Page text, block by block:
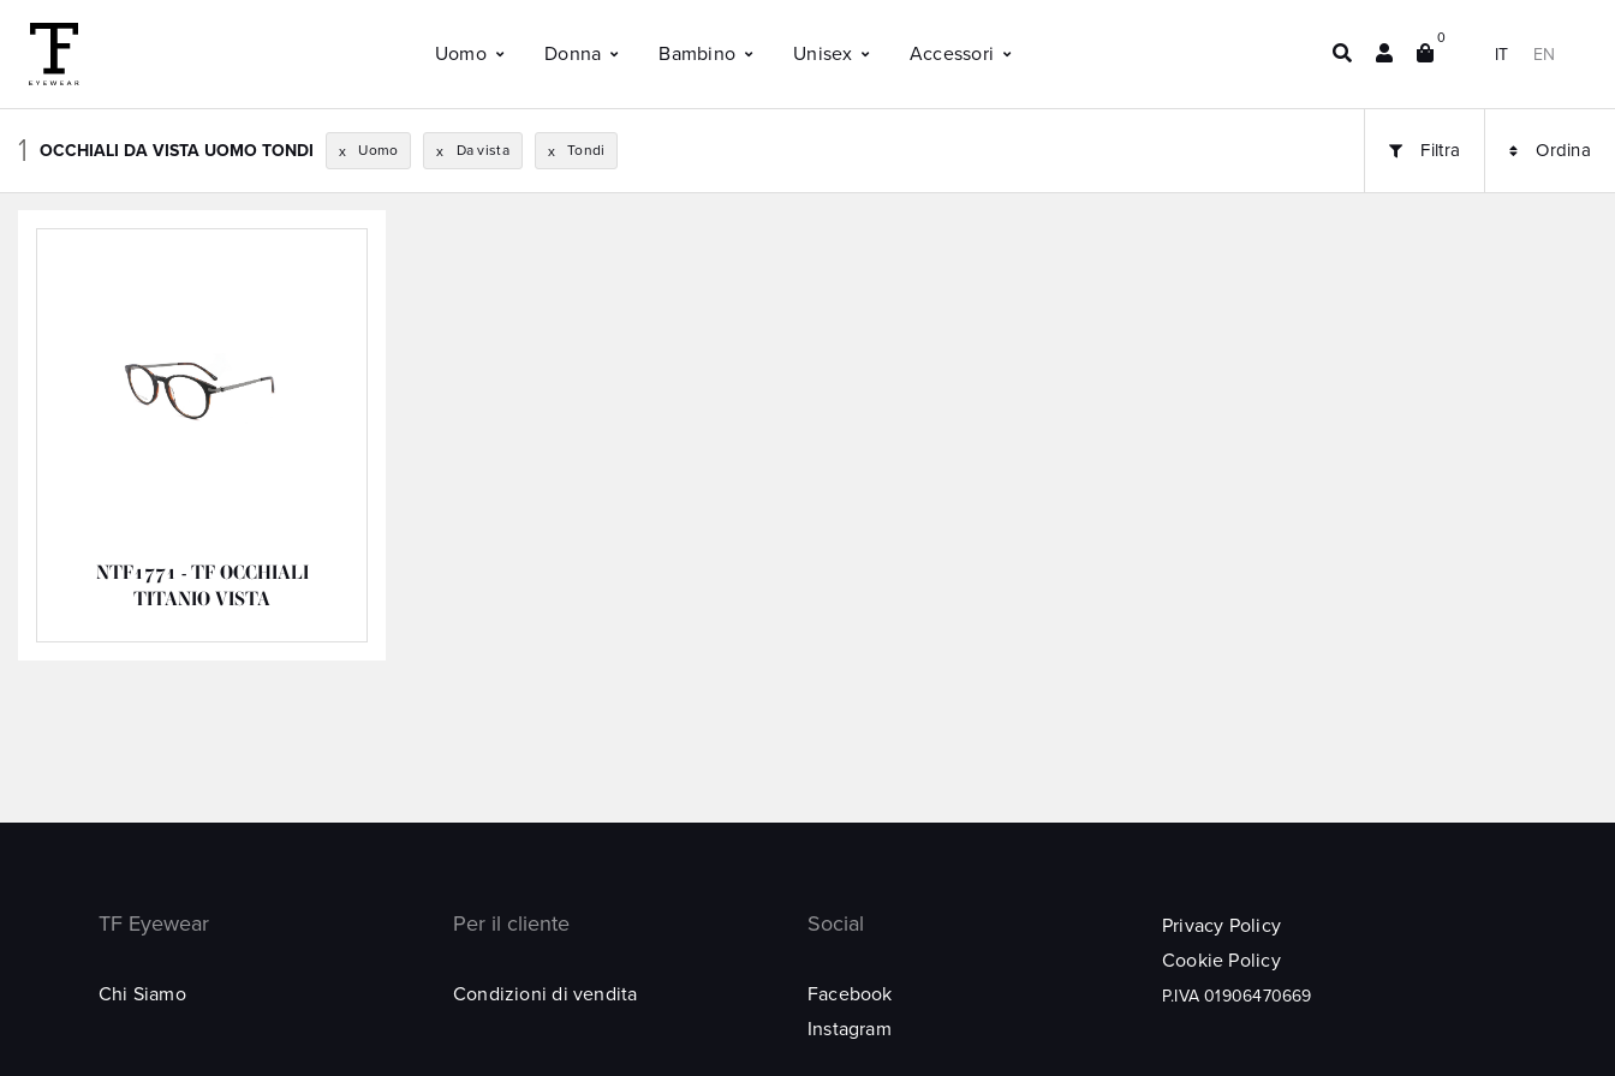
Uomo Donna Bambino Unisex Accessori
0
IT EN
1 OCCHIALI DA VISTA UOMO TONDI x Uomo x Da vista x Tondi Filtra Ordina
NTF1771 - TF OCCHIALI
TITANIO VISTA
TF Eyewear
Chi Siamo
Per il cliente
Condizioni di vendita
Social
Facebook
Instagram
Privacy Policy
Cookie Policy
P.IVA 01906470669